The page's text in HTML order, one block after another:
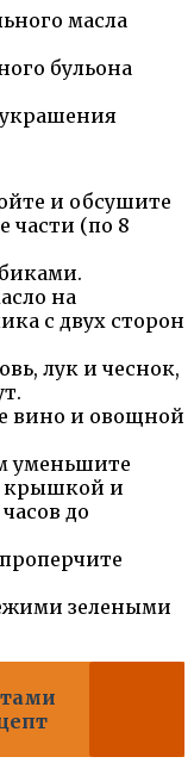
масла
бульона
и обсушите
части (по 8
на
с двух сторон
лук и чеснок,
вино и овощной
уменьшите
крышкой и
до
зелеными